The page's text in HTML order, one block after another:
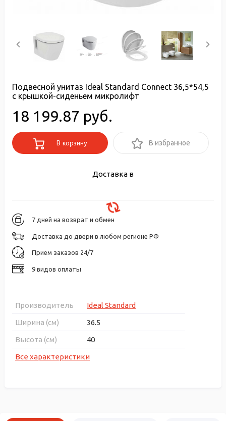
Подвесной унитаз Ideal Standard Connect 36,5*54,5
с крышкой-сиденьем микролифт
18 199.87 руб.
В корзину В избранное
Доставка в
7 дней на возврат и обмен
Доставка до двери в любом регионе РФ
Прием заказов 24/7
9 видов оплаты
Производитель
Ideal Standard
Ширина (см)
36.5
Высота (см)
40
Все характеристики